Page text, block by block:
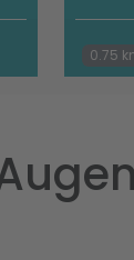
0.75